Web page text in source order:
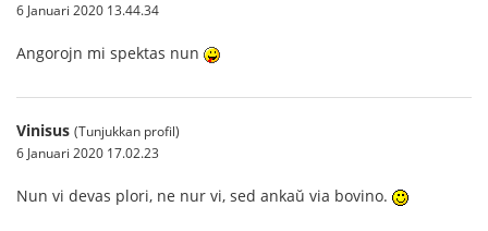
6 Januari 2020 13.44.34
Angorojn mi spektas nun
Vinisus (Tunjukkan profil)
6 Januari 2020 17.02.23
Nun vi devas plori, ne nur vi, sed ankaŭ via bovino.